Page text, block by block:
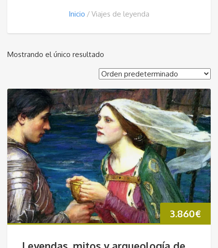
Inicio Viajes de leyenda
Mostrando el único resultado
3.860€